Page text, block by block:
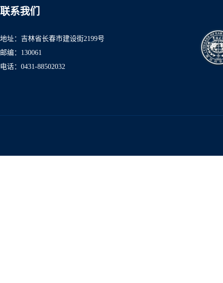
联系我们
地址：吉林省长春市建设街2199号
邮编：130061
电话：0431-88502032